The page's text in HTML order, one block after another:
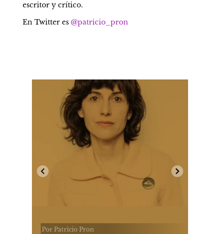
escritor y crítico.
En Twitter es @patricio_pron
Por Patricio Pron